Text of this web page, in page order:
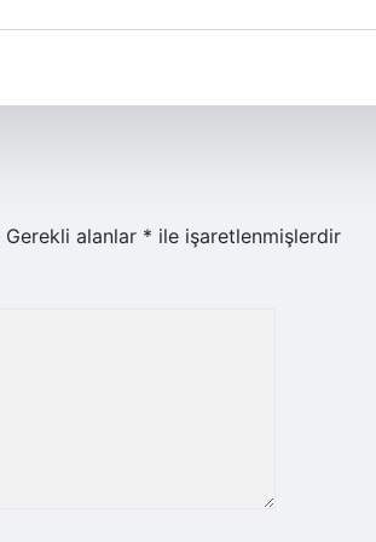
Gerekli alanlar * ile işaretlenmişlerdir